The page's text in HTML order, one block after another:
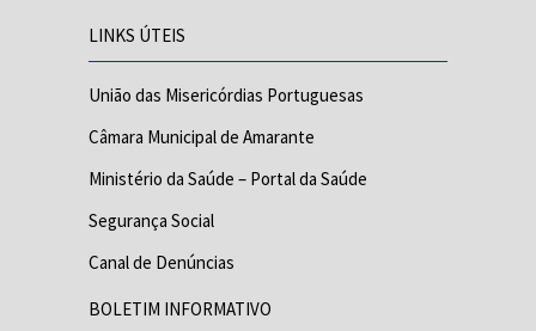
LINKS ÚTEIS
União das Misericórdias Portuguesas
Câmara Municipal de Amarante
Ministério da Saúde – Portal da Saúde
Segurança Social
Canal de Denúncias
BOLETIM INFORMATIVO